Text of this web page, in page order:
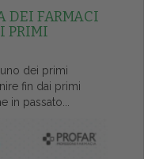
DEI FARMACI
PRIMI
dei primi
fin dai primi
passato...